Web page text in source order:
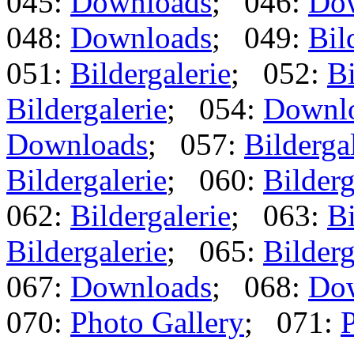
048: Downloads; 049:
051: Bildergalerie; 052:
Bildergalerie; 054:
Downloads; 057:
Bildergalerie; 060:
062: Bildergalerie; 063:
Bildergalerie; 065:
067: Downloads; 068:
070: Photo Gallery; 071: